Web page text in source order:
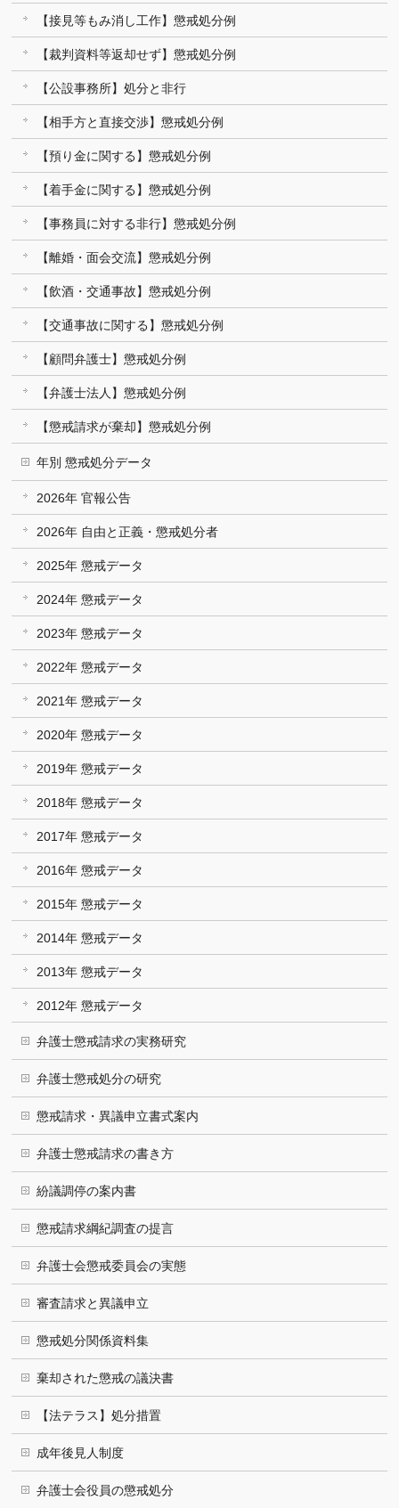
【接見等もみ消し工作】懲戒処分例
【裁判資料等返却せず】懲戒処分例
【公設事務所】処分と非行
【相手方と直接交渉】懲戒処分例
【預り金に関する】懲戒処分例
【着手金に関する】懲戒処分例
【事務員に対する非行】懲戒処分例
【離婚・面会交流】懲戒処分例
【飲酒・交通事故】懲戒処分例
【交通事故に関する】懲戒処分例
【顧問弁護士】懲戒処分例
【弁護士法人】懲戒処分例
【懲戒請求が棄却】懲戒処分例
年別 懲戒処分データ
2026年 官報公告
2026年 自由と正義・懲戒処分者
2025年 懲戒データ
2024年 懲戒データ
2023年 懲戒データ
2022年 懲戒データ
2021年 懲戒データ
2020年 懲戒データ
2019年 懲戒データ
2018年 懲戒データ
2017年 懲戒データ
2016年 懲戒データ
2015年 懲戒データ
2014年 懲戒データ
2013年 懲戒データ
2012年 懲戒データ
弁護士懲戒請求の実務研究
弁護士懲戒処分の研究
懲戒請求・異議申立書式案内
弁護士懲戒請求の書き方
紛議調停の案内書
懲戒請求綱紀調査の提言
弁護士会懲戒委員会の実態
審査請求と異議申立
懲戒処分関係資料集
棄却された懲戒の議決書
【法テラス】処分措置
成年後見人制度
弁護士会役員の懲戒処分